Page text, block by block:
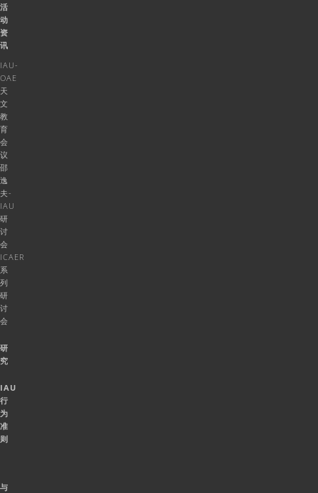
活
动
资
讯
IAU-
OAE
天
文
教
育
会
议
邵
逸
夫-
IAU
研
讨
会
ICAER
系
列
研
讨
会
研
究
IAU
行
为
准
则
与